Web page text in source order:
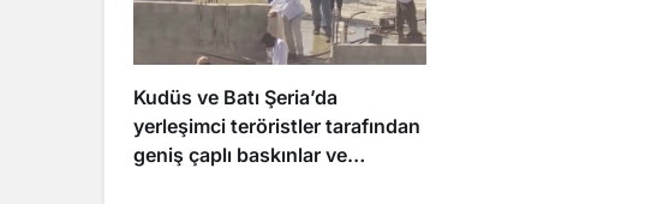
Kudüs ve Batı Şeria’da
yerleşimci teröristler tarafından
geniş çaplı baskınlar ve